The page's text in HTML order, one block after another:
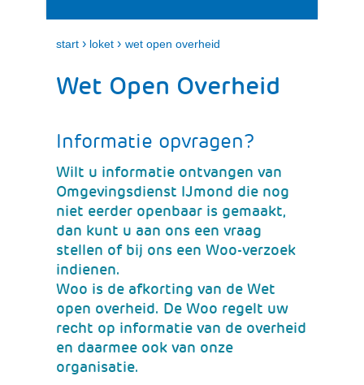
e
n
t
k
p
n
start › loket › wet open overheid
Wet Open Overheid
Informatie opvragen?
Wilt u informatie ontvangen van
Omgevingsdienst IJmond die nog
niet eerder openbaar is gemaakt,
dan kunt u aan ons een vraag
stellen of bij ons een Woo-verzoek
indienen.
Woo is de afkorting van de Wet
open overheid. De Woo regelt uw
recht op informatie van de overheid
en daarmee ook van onze
organisatie.